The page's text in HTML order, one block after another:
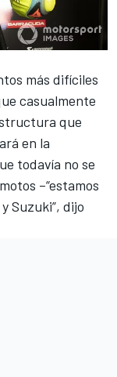
más difíciles
casualmente
que
en la
todavía no se
–“estamos
Suzuki”, dijo